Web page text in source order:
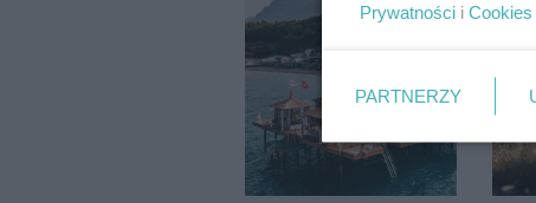
Prywatności i Cookies
PARTNERZY